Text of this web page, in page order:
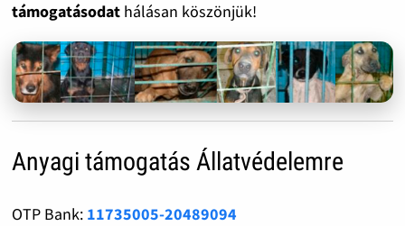
támogatásodat hálásan köszönjük!
Anyagi támogatás Állatvédelemre
OTP Bank: 11735005-20489094